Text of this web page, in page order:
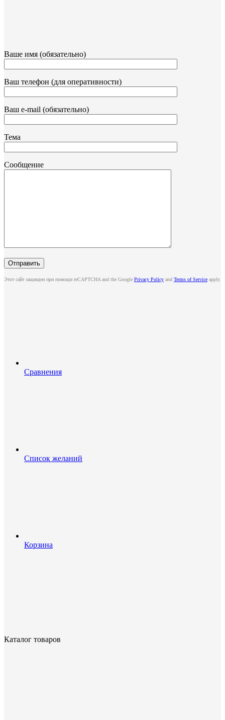
Ваше имя (обязательно)
Ваш телефон (для оперативности)
Ваш e-mail (обязательно)
Тема
Сообщение
Этот сайт защищен при помощи reCAPTCHA and the Google Privacy Policy and Terms of Service apply.
Сравнения
Список желаний
Корзина
Каталог товаров